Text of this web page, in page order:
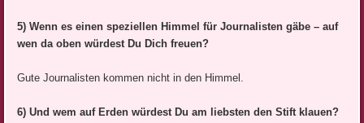
5) Wenn es einen speziellen Himmel für Journalisten gäbe – auf
wen da oben würdest Du Dich freuen?
Gute Journalisten kommen nicht in den Himmel.
6) Und wem auf Erden würdest Du am liebsten den Stift klauen?